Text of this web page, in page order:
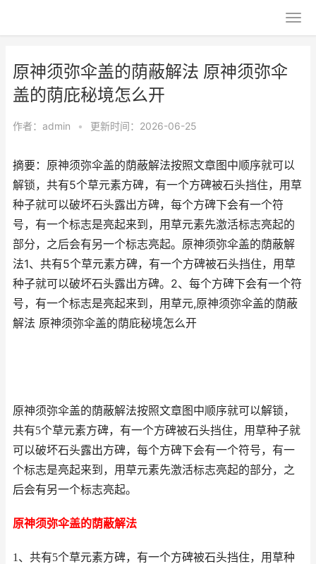
原神须弥伞盖的荫蔽解法 原神须弥伞
盖的荫庇秘境怎么开
作者： admin • 更新时间：2026-06-25
摘要：原神须弥伞盖的荫蔽解法按照文章图中顺序就可以
解锁，共有5个草元素方碑，有一个方碑被石头挡住，用草
种子就可以破坏石头露出方碑，每个方碑下会有一个符
号，有一个标志是亮起来到，用草元素先激活标志亮起的
部分，之后会有另一个标志亮起。原神须弥伞盖的荫蔽解
法1、共有5个草元素方碑，有一个方碑被石头挡住，用草
种子就可以破坏石头露出方碑。2、每个方碑下会有一个符
号，有一个标志是亮起来到，用草元,原神须弥伞盖的荫蔽
解法 原神须弥伞盖的荫庇秘境怎么开
原神须弥伞盖的荫蔽解法按照文章图中顺序就可以解锁，
共有5个草元素方碑，有一个方碑被石头挡住，用草种子就
可以破坏石头露出方碑，每个方碑下会有一个符号，有一
个标志是亮起来到，用草元素先激活标志亮起的部分，之
后会有另一个标志亮起。
原神须弥伞盖的荫蔽解法
1、共有5个草元素方碑，有一个方碑被石头挡住，用草种